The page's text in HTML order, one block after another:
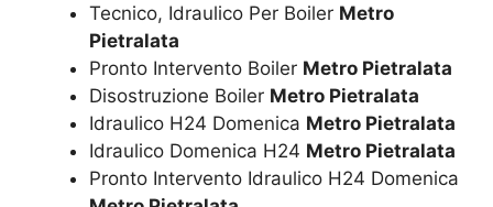
Tecnico, Idraulico Per Boiler Metro
Pietralata
Pronto Intervento Boiler Metro Pietralata
Disostruzione Boiler Metro Pietralata
Idraulico H24 Domenica Metro Pietralata
Idraulico Domenica H24 Metro Pietralata
Pronto Intervento Idraulico H24 Domenica